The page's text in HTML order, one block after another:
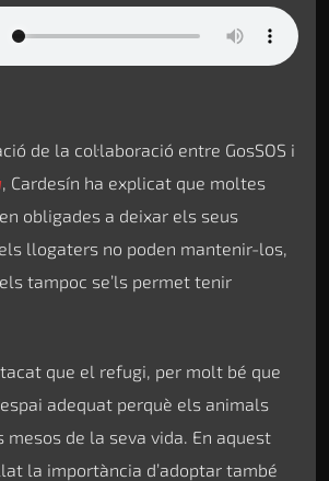
de la col·laboració entre GosSOS i
, Cardesín ha explicat que moltes
obligades a deixar els seus
llogaters no poden mantenir-los,
tampoc se’ls permet tenir
que el refugi, per molt bé que
adequat perquè els animals
de la seva vida. En aquest
la importància d’adoptar també